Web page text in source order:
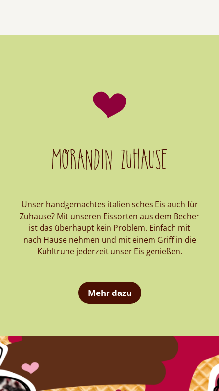
Morandin Zuhause
Unser handgemachtes italienisches Eis auch für
Zuhause? Mit unseren Eissorten aus dem Becher
ist das überhaupt kein Problem. Einfach mit
nach Hause nehmen und mit einem Griff in die
Kühltruhe jederzeit unser Eis genießen.
Mehr dazu